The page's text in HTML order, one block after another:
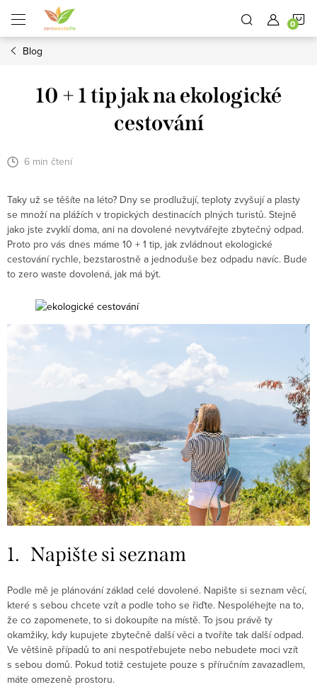
obsah
Blog
10 + 1 tip jak na ekologické
cestování
6 min čtení
Taky už se těšíte na léto? Dny se prodlužují, teploty zvyšují a plasty
se množí na plážích v tropických destinacích plných turistů. Stejně
jako jste zvyklí doma, ani na dovolené nevytvářejte zbytečný odpad.
Proto pro vás dnes máme 10 + 1 tip, jak zvládnout ekologické
cestování rychle, bezstarostně a jednoduše bez odpadu navíc. Bude
to zero waste dovolená, jak má být.
1. Napište si seznam
Podle mě je plánování základ celé dovolené. Napište si seznam věcí,
které s sebou chcete vzít a podle toho se řiďte. Nespoléhejte na to,
že co zapomenete, to si dokoupíte na místě. To jsou právě ty
okamžiky, kdy kupujete zbytečně další věci a tvoříte tak další odpad.
Ve většině případů to ani nespotřebujete nebo nebudete moci vzít
s sebou domů. Pokud totiž cestujete pouze s příručním zavazadlem,
máte omezeně prostoru.